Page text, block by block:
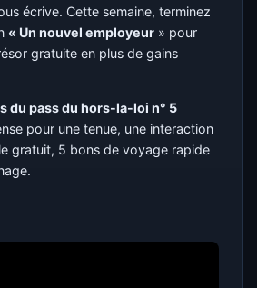
écrive. Cette semaine, terminez
« Un nouvel employeur » pour
gratuite en plus de gains
du pass du hors-la-loi n° 5
pour une tenue, une interaction
gratuit, 5 bons de voyage rapide